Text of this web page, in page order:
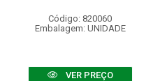
Código: 820060
Embalagem: UNIDADE
VER PREÇO